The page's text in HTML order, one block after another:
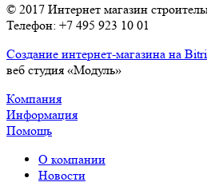
© 2017 Интернет магазин
Телефон: +7 495 923 10 01
Создание интернет-магазина на
веб студия «Модуль»
Компания
Информация
Помощь
О компании
Новости